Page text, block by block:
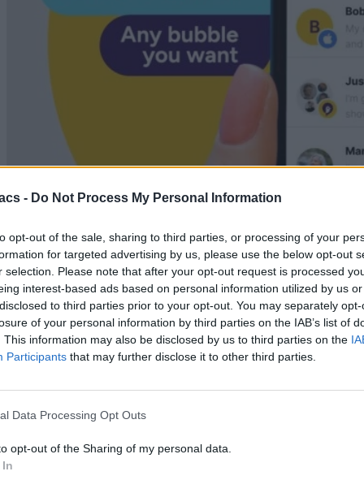
- Do Not Process My Personal Information
opt-out of the sale, sharing to third parties, or processing of your
for targeted advertising by us, please use the below opt-out
selection. Please note that after your opt-out request is processed
interest-based ads based on personal information utilized by us
to third parties prior to your opt-out. You may separately
of your personal information by third parties on the IAB’s list of
This information may also be disclosed by us to third parties on the
Participants that may further disclose it to other third parties.
Data Processing Opt Outs
opt-out of the Sharing of my personal data.
Android
Sunbird: Κάνει το ντεμπούτο του στο Android και
φέρνει το iMessage
05/08/2026